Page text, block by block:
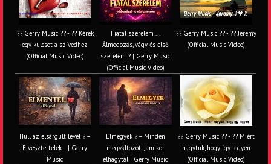
?? Gerry Music ?? - ?? Kérek
egy kulcsot a szívedhez
(Official Music Video)
Fiatal szerelem ...
Álmodozás, vágy és első
szerelem ? | Gerry Music
(Official Music Video)
?? Gerry Music ?? - ?? Jeremy
(Official Music Video)
Hull az elsárgult levél ? –
Elvesztettelek… | Gerry
Music
Elmegyek ? – Minden
megváltozott, amikor
elhagytál | Gerry Music
?? Gerry Music ?? - ?? Miért
hagytuk, hogy így legyen
(Official Music Video)